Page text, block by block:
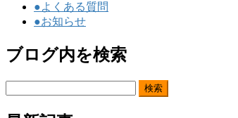
●よくある質問
●お知らせ
ブログ内を検索